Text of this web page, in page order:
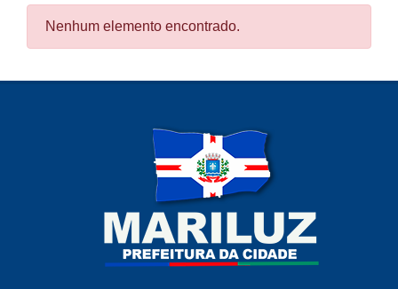
Nenhum elemento encontrado.